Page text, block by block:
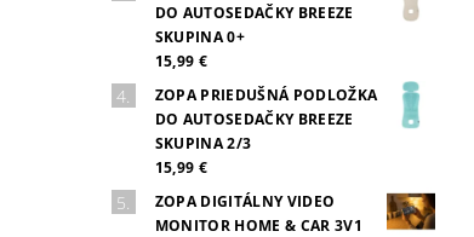
DO AUTOSEDAČKY BREEZE
SKUPINA 0+
15,99 €
ZOPA PRIEDUŠNÁ PODLOŽKA
DO AUTOSEDAČKY BREEZE
SKUPINA 2/3
15,99 €
ZOPA DIGITÁLNY VIDEO
MONITOR HOME & CAR 3V1